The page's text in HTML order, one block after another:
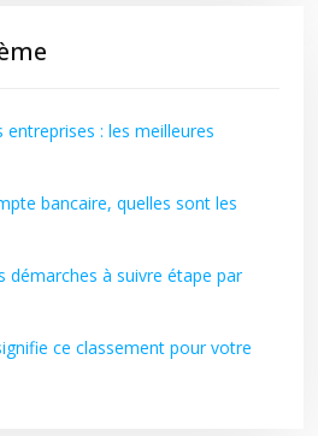
: les meilleures
bancaire, quelles sont les
démarches à suivre étape par
ce classement pour votre